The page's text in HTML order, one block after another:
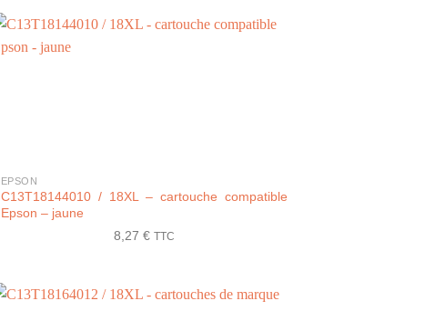
EPSON
C13T18144010 / 18XL – cartouche compatible
Epson – jaune
8,27 € TTC